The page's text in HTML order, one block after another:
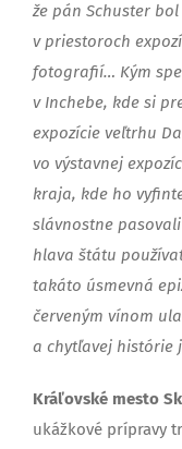
že pán Schuster
v priestoroch
fotografií… Kým
v Inchebe, kde si
expozície veľtrhu
vo výstavnej
kraja, kde ho
slávnostne
hlava štátu
takáto úsmevná
červeným vínom
a chytľavej histórie
Kráľovské mesto
ukážkové prípravy